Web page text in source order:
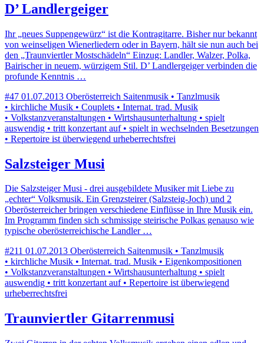
D’ Landlergeiger
Ihr „neues Suppengewürz“ ist die Kontragitarre. Bisher nur bekannt
von weinseligen Wienerliedern oder in Bayern, hält sie nun auch bei
den „Traunviertler Mostschädeln“ Einzug: Landler, Walzer, Polka,
Bairischer in neuem, würzigem Stil. D’ Landlergeiger verbinden die
profunde Kenntnis …
#47 01.07.2013 Oberösterreich Saitenmusik • Tanzlmusik
• kirchliche Musik • Couplets • Internat. trad. Musik
• Volkstanzveranstaltungen • Wirtshausunterhaltung • spielt
auswendig • tritt konzertant auf • spielt in wechselnden Besetzungen
• Repertoire ist überwiegend urheberrechtsfrei
Salzsteiger Musi
Die Salzsteiger Musi - drei ausgebildete Musiker mit Liebe zu
„echter“ Volksmusik. Ein Grenzsteirer (Salzsteig-Joch) und 2
Oberösterreicher bringen verschiedene Einflüsse in Ihre Musik ein.
Im Programm finden sich schmissige steirische Polkas genauso wie
typische oberösterreichische Landler …
#211 01.07.2013 Oberösterreich Saitenmusik • Tanzlmusik
• kirchliche Musik • Internat. trad. Musik • Eigenkompositionen
• Volkstanzveranstaltungen • Wirtshausunterhaltung • spielt
auswendig • tritt konzertant auf • Repertoire ist überwiegend
urheberrechtsfrei
Traunviertler Gitarrenmusi